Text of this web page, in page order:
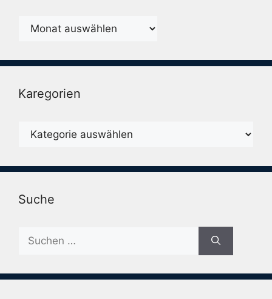
Monatsarchiv
Karegorien
Karegorien
Suche
Suche
nach: